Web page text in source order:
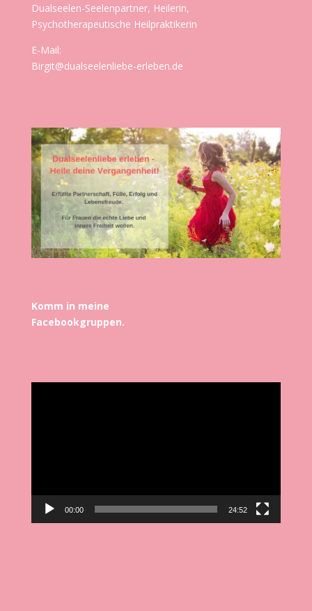
Dualseelen-Seelenpartner, Heilerin,
Psychotherapeutische Heilpraktikerin
E-Mail:
Birgit@dualseelenliebe-erleben.de
Komm in meine
Facebookgruppen.
00:00 24:52